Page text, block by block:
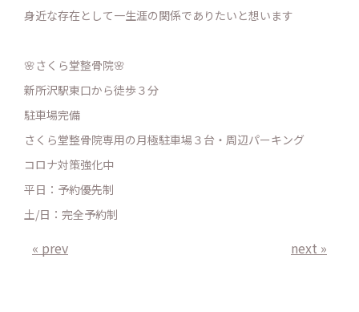
身近な存在として一生涯の関係でありたいと想います
🌸さくら堂整骨院🌸
新所沢駅東口から徒歩３分
駐車場完備
さくら堂整骨院専用の月極駐車場３台・周辺パーキング
コロナ対策強化中
平日：予約優先制
土/日：完全予約制
« prev next »